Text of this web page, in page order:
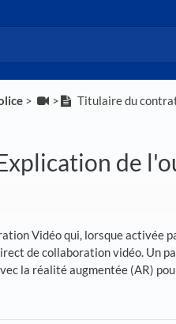
​ > ​ ​>​ Titulaire du
de
Vidéo qui, lorsque activée
de collaboration vidéo. Un
la réalité augmentée (AR)